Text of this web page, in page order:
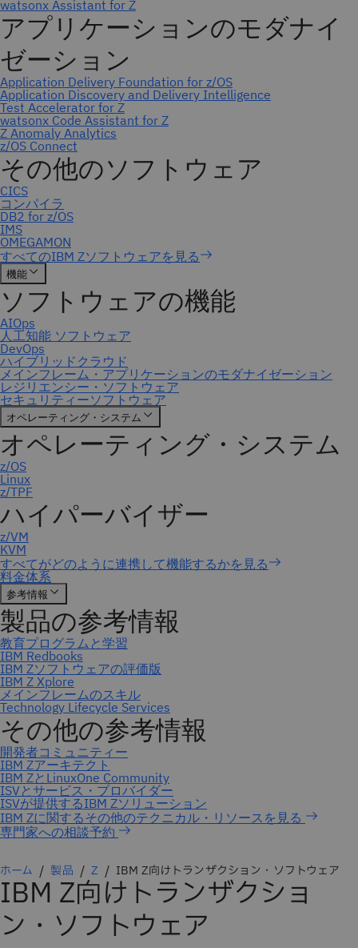
専門家への相談予約
ホーム 製品 Z IBM Z向けトランザクション・ソフトウェア
IBM Z向けトランザクショ
ン・ソフトウェア